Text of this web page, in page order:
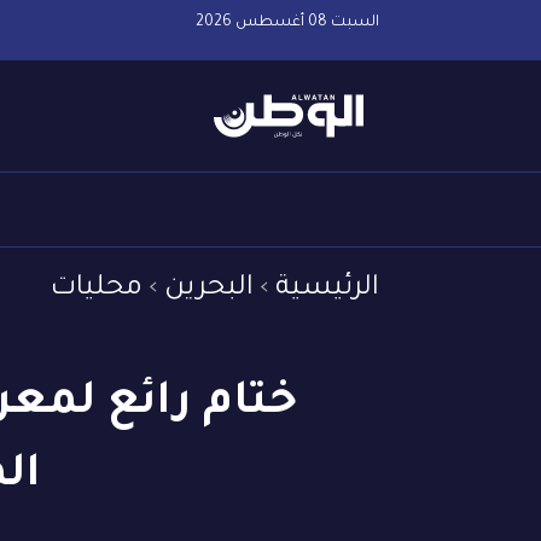
السبت 08 أغسطس 2026
الرئيسية البحرين محليات
ختام رائع